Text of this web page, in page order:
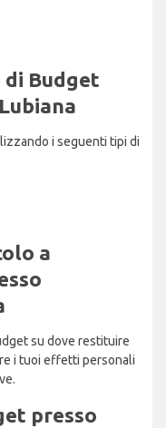
Budget
i seguenti tipi di
a
su dove restituire
i tuoi effetti personali
presso